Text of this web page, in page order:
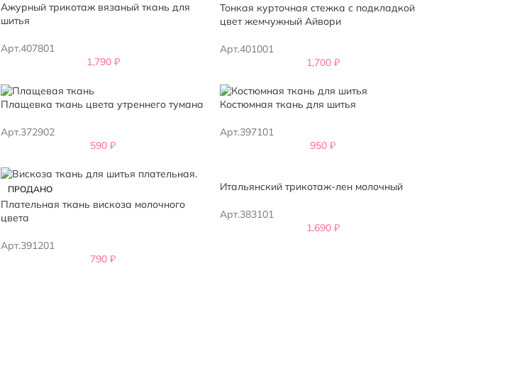
Ажурный трикотаж вязаный ткань для
шитья
Арт.407801
1,790 ₽
Тонкая курточная стежка с подкладкой
цвет жемчужный Айвори
Арт.401001
1,700 ₽
Плащевка ткань цвета утреннего тумана
Арт.372902
590₽
Костюмная ткань для шитья
Арт.397101
950₽
ПРОДАНО
Плательная ткань вискоза молочного
цвета
Арт.391201
790₽
Итальянский трикотаж-лен молочный
Арт.383101
1,690 ₽